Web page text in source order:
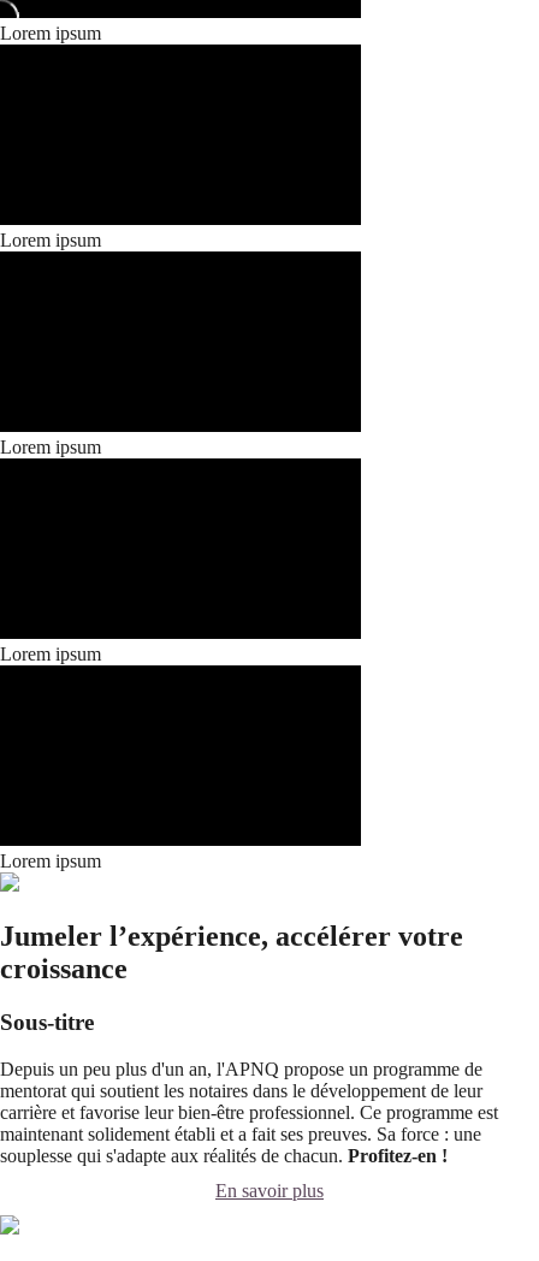
Lorem ipsum
Lorem ipsum
Lorem ipsum
Lorem ipsum
Lorem ipsum
Jumeler l’expérience, accélérer votre
croissance
Sous-titre
Depuis un peu plus d'un an, l'APNQ propose un programme de
mentorat qui soutient les notaires dans le développement de leur
carrière et favorise leur bien-être professionnel. Ce programme est
maintenant solidement établi et a fait ses preuves. Sa force : une
souplesse qui s'adapte aux réalités de chacun. Profitez-en !
En savoir plus